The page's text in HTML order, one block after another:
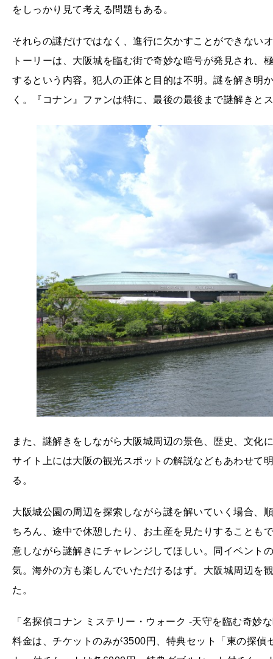
をしっかり見て考える問題もある。
それらの謎だけではなく、進行に欠かすことができない
トーリーは、大阪城を臨む街で奇妙な暗号が発見され、
するという内容。犯人の正体と目的は不明。謎を解き明
く。『コナン』ファンは特に、最後の最後まで謎解きと
また、謎解きをしながら大阪城周辺の景色、歴史、文化
サイト上には大阪の観光スポットの解説などもあわせて
る。
大阪城公園の周辺を探索しながら謎を解いていく場合、
ちろん、途中で休憩したり、お土産を見たりすることも
意しながら謎解きにチャレンジしてほしい。同イベント
気。海外の方も楽しんでいただけるはず。大阪城周辺を
た。
「名探偵コナン ミステリー・ウォーク -天守を臨む奇妙
料金は、チケットのみが3500円、特典セット「東の探